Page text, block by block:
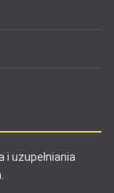
uzupełniania